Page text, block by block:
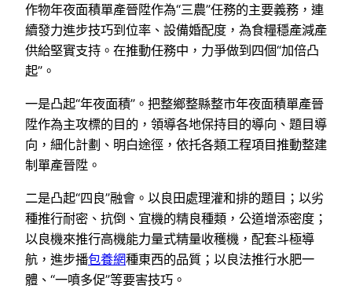
作物年夜面積單產晉陞作為“三農”任務的主要義務，連
續發力進步技巧到位率、設備婚配度，為食糧穩產減產
供給堅實支持。在推動任務中，力爭做到四個“加倍凸
起”。
一是凸起“年夜面積”。把整鄉整縣整市年夜面積單產晉
陞作為主攻標的目的，領導各地保持目的導向、題目導
向，細化計劃、明白途徑，依托各類工程項目推動整建
制單產晉陞。
二是凸起“四良”融會。以良田處理灌和排的題目；以劣
種推行耐密、抗倒、宜機的精良種類，公道增添密度；
以良機來推行高機能力量式精量收穫機，配套斗極導
航，進步播包養網種東西的品質；以良法推行水肥一
體、“一噴多促”等要害技巧。